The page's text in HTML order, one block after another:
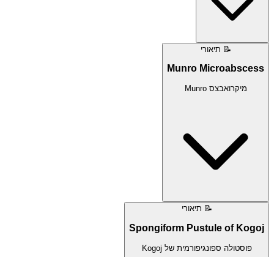
📝 תיאורי
Munro Microabscess
מיקרואבצס Munro
📝 תיאורי
Spongiform Pustule of Kogoj
פוסטולה ספונגיפורמית של Kogoj